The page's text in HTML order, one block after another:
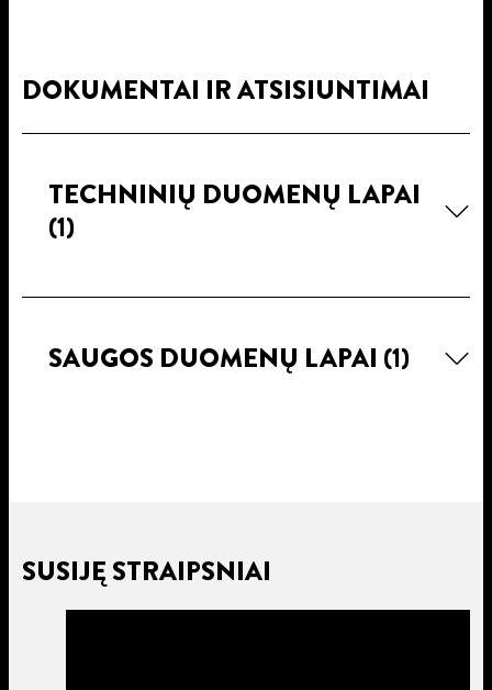
DOKUMENTAI IR ATSISIUNTIMAI
TECHNINIŲ DUOMENŲ LAPAI
(1)
SAUGOS DUOMENŲ LAPAI (1)
SUSIJĘ STRAIPSNIAI